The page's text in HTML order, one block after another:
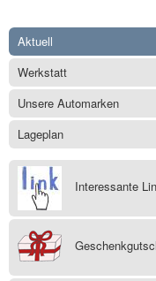
Aktuell
Werkstatt
Unsere Automarken
Lageplan
Interessante